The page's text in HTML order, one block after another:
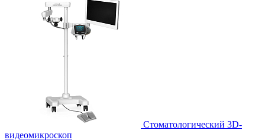
Стоматологический 3D-
видеомикроскоп